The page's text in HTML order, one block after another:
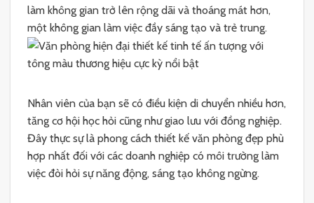
làm không gian trở lên rộng dãi và thoáng mát hơn,
một không gian làm việc đầy sáng tạo và trẻ trung.
Nhân viên của bạn sẽ có điều kiện di chuyển nhiều hơn,
tăng cơ hội học hỏi cũng như giao lưu với đồng nghiệp.
Đây thực sự là phong cách thiết kế văn phòng đẹp phù
hợp nhất đối với các doanh nghiệp có môi trường làm
việc đòi hỏi sự năng động, sáng tạo không ngừng.